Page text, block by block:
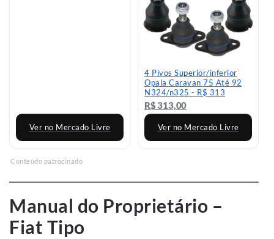
Ver no Mercado Livre
4 Pivos Superior/inferior
Opala Caravan 75 Até 92
N324/n325 - R$ 313
R$ 313,00
Ver no Mercado Livre
Conteúdo patrocinado
Manual do Proprietário –
Fiat Tipo